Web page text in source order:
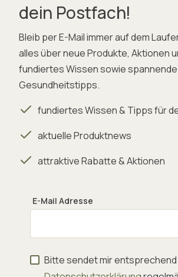
dein Postfach!
Bleib per E-Mail immer auf dem
alles über neue Produkte, Aktionen
fundiertes Wissen sowie spannende
Gesundheitstipps.
fundiertes Wissen & Tipps für
aktuelle Produktnews
attraktive Rabatte & Aktionen
E-Mail Adresse
Bitte sendet mir